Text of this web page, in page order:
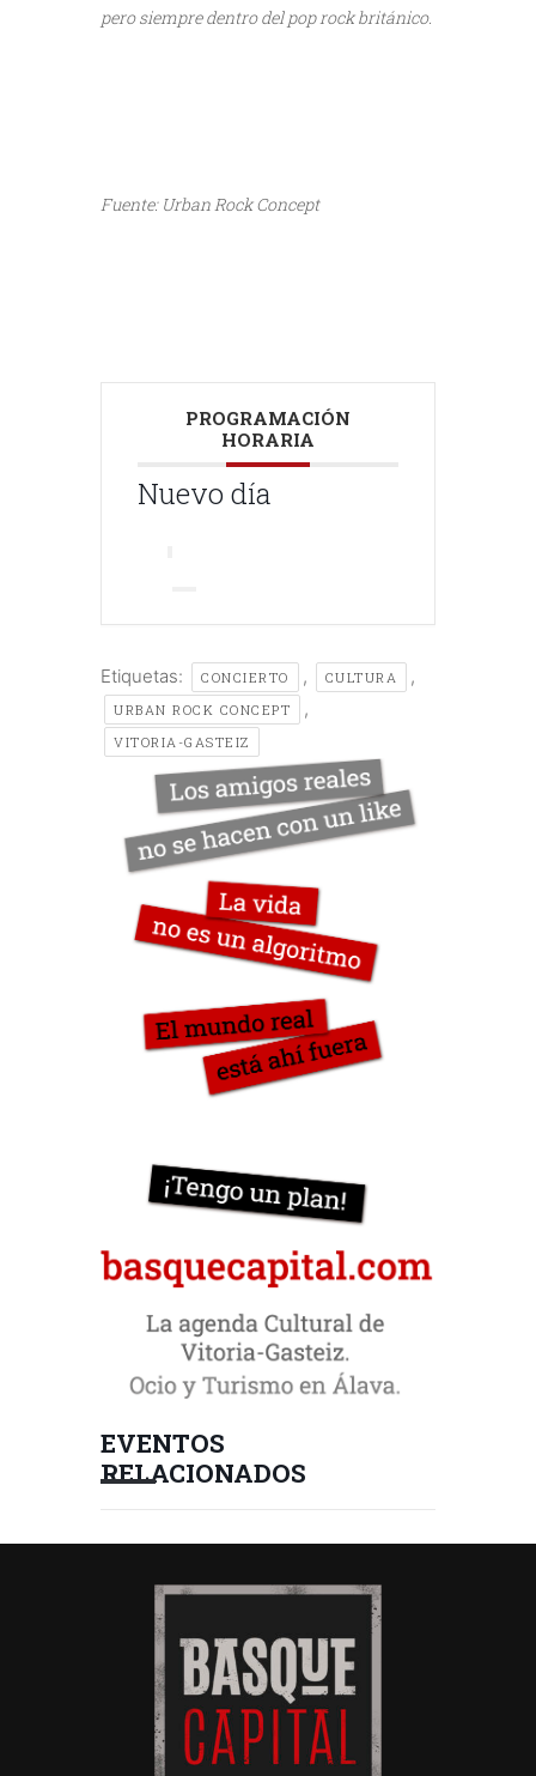
pero siempre dentro del pop rock británico.
Fuente: Urban Rock Concept///
PROGRAMACIÓN
HORARIA
Nuevo día
Etiquetas: CONCIERTO , CULTURA ,
URBAN ROCK CONCEPT ,
VITORIA-GASTEIZ
EVENTOS
RELACIONADOS